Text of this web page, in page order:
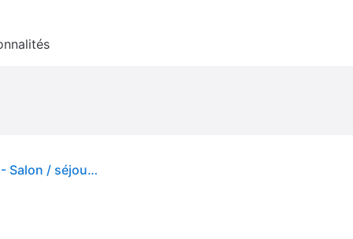
Bell Suspension XS Gris - Normann Copenhagen - Salon / séjour - Aluminium